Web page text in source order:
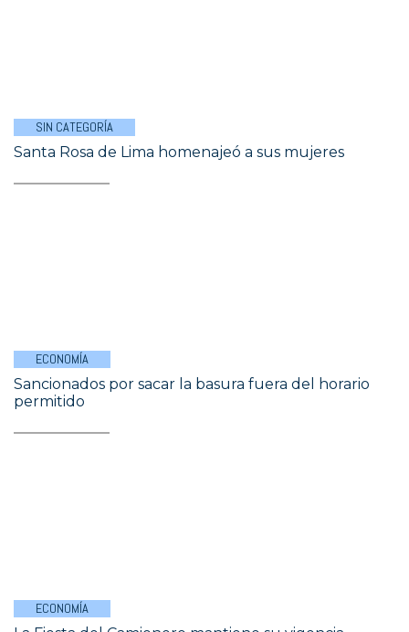
SIN CATEGORÍA
Santa Rosa de Lima homenajeó a sus mujeres
ECONOMÍA
Sancionados por sacar la basura fuera del horario
permitido
ECONOMÍA